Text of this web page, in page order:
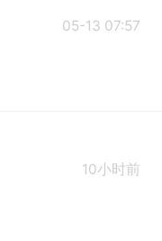
05-13 07:57
10小时前